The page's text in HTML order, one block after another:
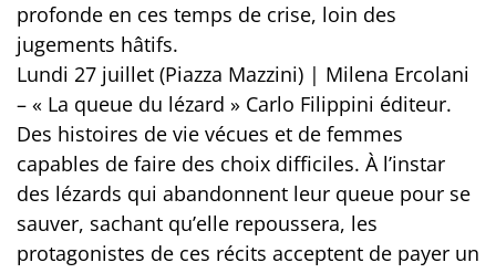
profonde en ces temps de crise, loin des
jugements hâtifs.
Lundi 27 juillet (Piazza Mazzini) | Milena Ercolani
– « La queue du lézard » Carlo Filippini éditeur.
Des histoires de vie vécues et de femmes
capables de faire des choix difficiles. À l’instar
des lézards qui abandonnent leur queue pour se
sauver, sachant qu’elle repoussera, les
protagonistes de ces récits acceptent de payer un